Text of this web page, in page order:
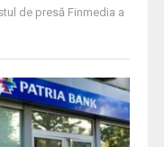
de presă Finmedia a